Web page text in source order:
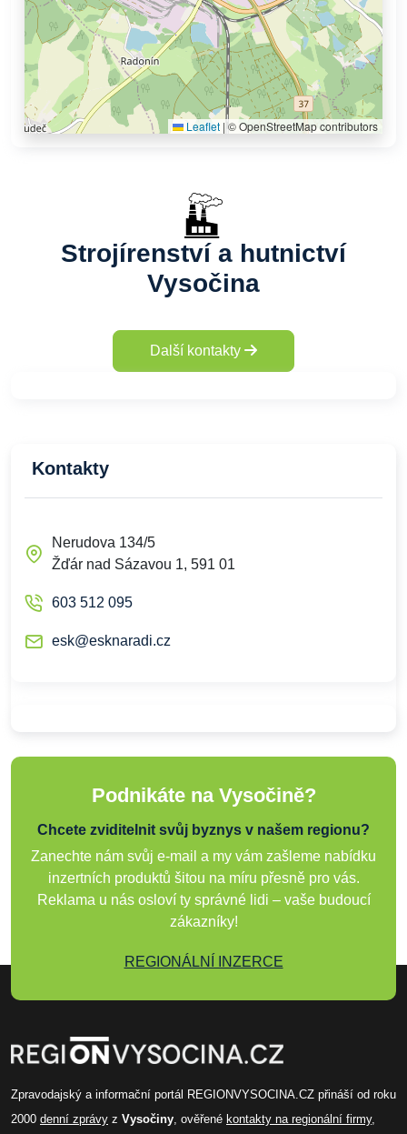
Leaflet | © OpenStreetMap contributors
Strojírenství a hutnictví
Vysočina
Další kontakty
Kontakty
Nerudova 134/5
Žďár nad Sázavou 1, 591 01
603 512 095
esk@esknaradi.cz
Podnikáte na Vysočině?
Chcete zviditelnit svůj byznys v našem regionu?
Zanechte nám svůj e-mail a my vám zašleme nabídku
inzertních produktů šitou na míru přesně pro vás.
Reklama u nás osloví ty správné lidi – vaše budoucí
zákazníky!
REGIONÁLNÍ INZERCE
Zpravodajský a informační portál REGIONVYSOCINA.CZ přináší od roku
2000 denní zprávy z Vysočiny , ověřené kontakty na regionální firmy,